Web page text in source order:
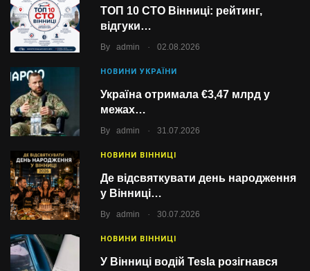
ТОП 10 СТО Вінниці: рейтинг,
відгуки…
By admin . 02.08.2026
НОВИНИ УКРАЇНИ
Україна отримала €3,47 млрд у
межах…
By admin . 31.07.2026
НОВИНИ ВІННИЦІ
Де відсвяткувати день народження
у Вінниці…
By admin . 30.07.2026
НОВИНИ ВІННИЦІ
У Вінниці водій Tesla розігнався